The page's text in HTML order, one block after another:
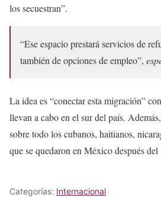
los secuestran”.
“Ese espacio prestará servicios de
también de opciones de empleo”,
La idea es “conectar esta migración”
llevan a cabo en el sur del país.
sobre todo los cubanos, haitianos,
que se quedaron en México después
Categorías: Internacional